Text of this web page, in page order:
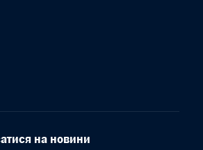
на новини